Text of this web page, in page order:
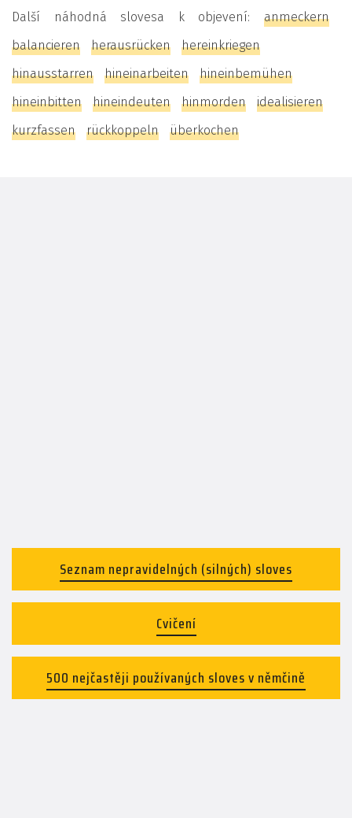
Další náhodná slovesa k objevení: anmeckern
balancieren
herausrücken
hereinkriegen
hinausstarren
hineinarbeiten
hineinbemühen
hineinbitten
hineindeuten hinmorden
idealisieren
kurzfassen
rückkoppeln überkochen
Seznam nepravidelných (silných) sloves
Cvičení
500 nejčastěji používaných sloves v němčině